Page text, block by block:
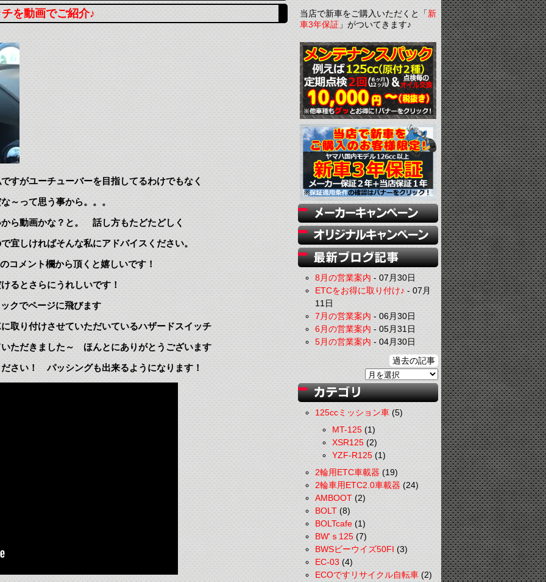
を動画でご紹介♪
すがユーチューバーを目指してるわけでもなく
～って思う事から。。。
ら動画かな？と。 話し方もたどたどしく
宜しければそんな私にアドバイスください。
コメント欄から頂くと嬉しいです！
るとさらにうれしいです！
クでページに飛びます
取り付けさせていただいているハザードスイッチ
ただきました～ ほんとにありがとうございます
さい！ パッシングも出来るようになります！
当店で新車をご購入いただくと「新
車3年保証」がついてきます♪
8月の営業案内-07月30日
ETCをお得に取り付け♪-07月
11日
7月の営業案内-06月30日
6月の営業案内-05月31日
5月の営業案内-04月30日
過去の記事
125ccミッション車(5)
MT-125(1)
XSR125(2)
YZF-R125(1)
2輪用ETC車載器(19)
2輪車用ETC2.0車載器(24)
AMBOOT(2)
BOLT(8)
BOLTcafe(1)
BW'ｓ125(7)
BWSビーウイズ50FI(3)
EC-03(4)
ECOですリサイクル自転車(2)